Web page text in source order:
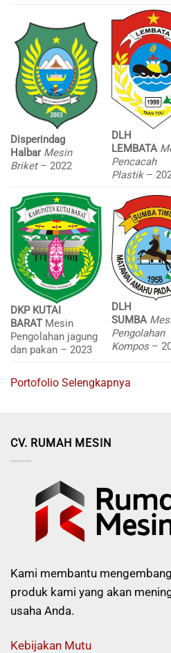
Disperindag
Halbar Mesin
Briket – 2022
DLH
LEMBATA
Pencacah
Plastik –
DKP KUTAI
BARAT Mesin
Pengolahan jagung
dan pakan – 2023
DLH
SUMBA
Pengolahan
Kompos –
Portofolio Selengkapnya
CV. RUMAH MESIN
Kami membantu
produk kami yang akan
usaha Anda.
Kebijakan Mutu